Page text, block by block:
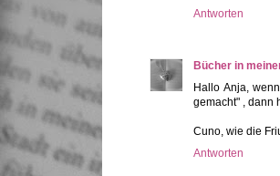
Antworten
Bücher in
Hallo Anja,
gemacht" , dann
Cuno, wie die
Antworten